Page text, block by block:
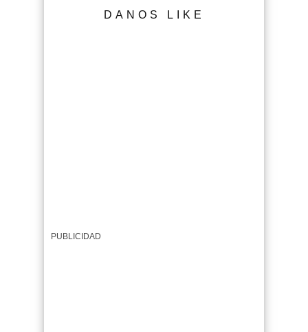
DANOS LIKE
PUBLICIDAD